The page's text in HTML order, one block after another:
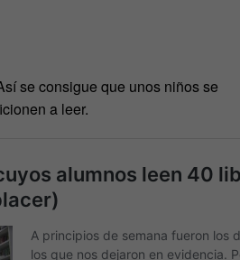
se consigue que unos niños se
a leer.